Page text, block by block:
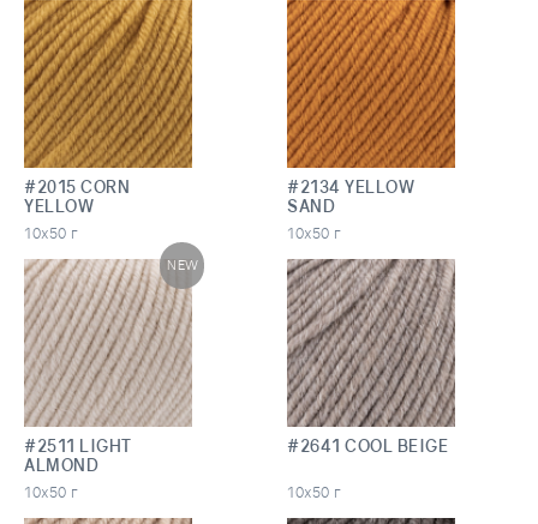
#2015 CORN
YELLOW
10х50 г
#2134 YELLOW
SAND
10х50 г
NEW
#2511 LIGHT
ALMOND
10х50 г
#2641 COOL BEIGE
10х50 г